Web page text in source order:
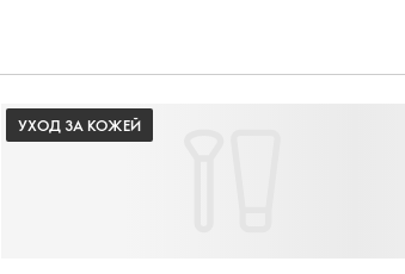
УХОД ЗА КОЖЕЙ